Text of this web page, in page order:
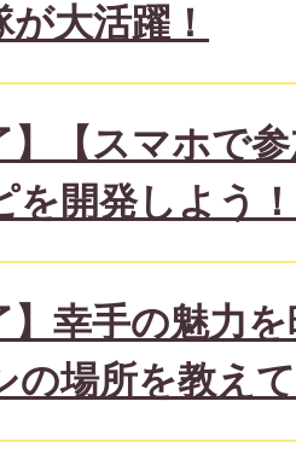
大活躍！
】【スマホで
を開発しよう！
】幸手の魅力
の場所を教え